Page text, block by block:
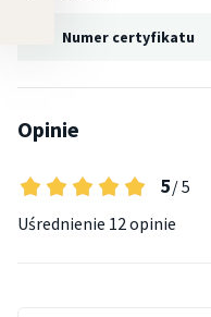
Numer certyfikatu
Opinie
5/ 5
Uśrednienie 12 opinie